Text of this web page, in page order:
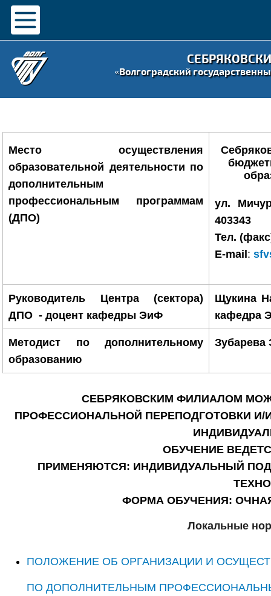
«Волгоградский
Место осуществления
образовательной деятельности по
дополнительным
профессиональным программам
(ДПО)
ул.
403343
Тел.
E-mail:
Руководитель Центра (сектора)
ДПО - доцент кафедры ЭиФ
Щукина
кафедра
Методист по дополнительному
образованию
Зубарева
СЕБРЯКОВСКИМ ФИЛИАЛОМ
ПРОФЕССИОНАЛЬНОЙ ПЕРЕПОДГОТОВКИ
ОБУЧЕНИЕ
ПРИМЕНЯЮТСЯ: ИНДИВИДУАЛЬНЫЙ
ФОРМА ОБУЧЕНИЯ:
Локальные
ПОЛОЖЕНИЕ ОБ ОРГАНИЗАЦИИ И
ПО ДОПОЛНИТЕЛЬНЫМ